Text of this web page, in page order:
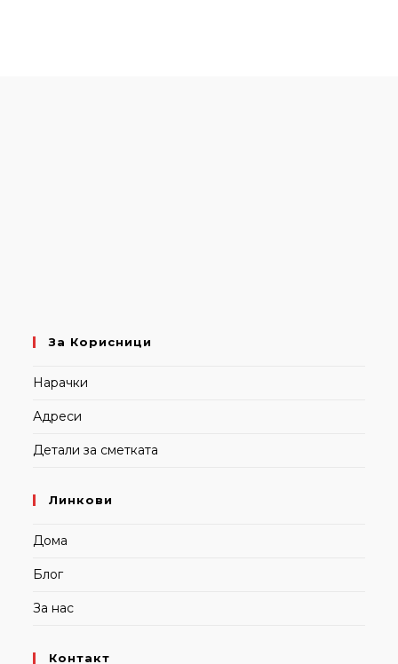
За Корисници
Нарачки
Адреси
Детали за сметката
Линкови
Дома
Блог
За нас
Контакт